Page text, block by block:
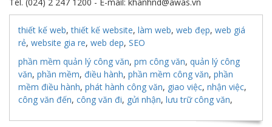
thiết kế web,thiết kế website, làm web, web đẹp, web giá
rẻ, website gia re, web dep, SEO
phần mềm quản lý công văn, pm công văn, quản lý công
văn, phần mềm, điều hành, phần mềm công văn, phần
mềm điều hành, phát hành công văn, giao việc, nhận việc,
công văn đến, công văn đi, gửi nhận, lưu trữ công văn,